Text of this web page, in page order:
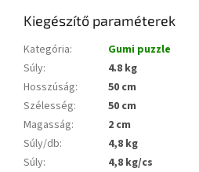
Kiegészítő paraméterek
Kategória:
Gumi puzzle
Súly:
4.8 kg
Hosszúság:
50 cm
Szélesség:
50 cm
Magasság:
2 cm
Súly/db:
4,8 kg
Súly:
4,8 kg/cs